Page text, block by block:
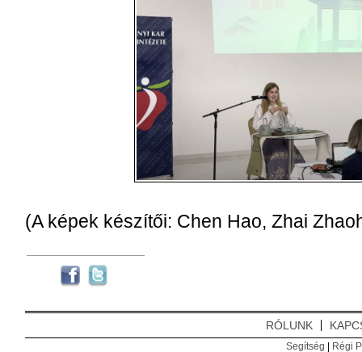
(A képek készítői: Chen Hao, Zhai
RÓLUNK
Segítség | Régi